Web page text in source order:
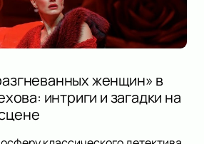
женщин» в
интриги и загадки на